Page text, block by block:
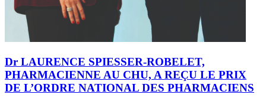
Dr LAURENCE SPIESSER-ROBELET,
PHARMACIENNE AU CHU, A REÇU LE PRIX
DE L’ORDRE NATIONAL DES PHARMACIENS